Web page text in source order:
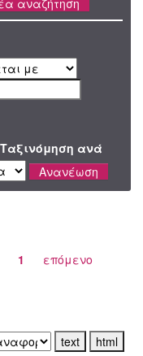
Ταξινόμηση ανά
1 επόμενο